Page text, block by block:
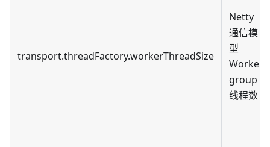
transport.threadFactory.workerThreadSize
Netty
通信模
型
Worker
group
线程数